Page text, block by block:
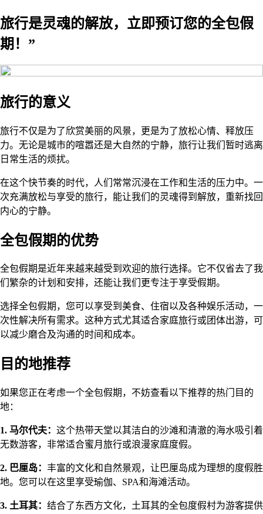
旅行是灵魂的解放，立即预订您的全包假
期！”
旅行的意义
旅行不仅是为了欣赏美丽的风景，更是为了放松心情、释放压
力。无论是城市的喧嚣还是大自然的宁静，旅行让我们暂时逃离
日常生活的烦扰。
在这个快节奏的时代，人们常常沉浸在工作和生活的压力中。一
次充满放松与享受的旅行，能让我们的灵魂得到解放，重新找回
内心的宁静。
全包假期的优势
全包假期是近年来越来越受到欢迎的旅行选择。它不仅省去了我
们繁杂的计划和安排，还能让我们更专注于享受假期。
选择全包假期，您可以享受到美食、住宿以及各种娱乐活动，一
次性解决所有需求。这种方式尤其适合家庭旅行或团体出游，可
以减少磨合及沟通的时间和成本。
目的地推荐
如果您正在考虑一个全包假期，不妨查看以下推荐的热门目的
地：
1. 马尔代夫： 这个热带天堂以其洁白的沙滩和清澈的海水吸引着
无数游客，非常适合蜜月旅行或浪漫家庭度假。
2. 巴厘岛： 丰富的文化和自然景观，让巴厘岛成为理想的度假胜
地。您可以在这里享受瑜伽、SPA和海滩活动。
3. 土耳其： 结合了东西方文化，土耳其的全包度假村为游客提供